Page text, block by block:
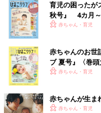
育児の困ったが
秋号』 4カ月～
いっぱい！
赤ちゃん・育児
赤ちゃんのお世
ブ 夏号』〈巻
く！ おっぱい・
赤ちゃん・育児
赤ちゃんが生ま
赤ちゃん・育児